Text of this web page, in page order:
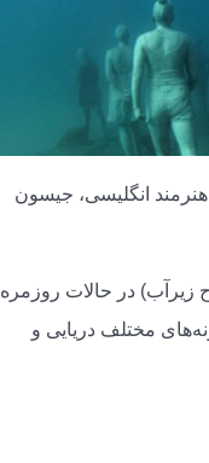
هنرمند انگلیسی، جیسون
ارواح زیرآب) در حالات روزمره
مختلف دریایی و